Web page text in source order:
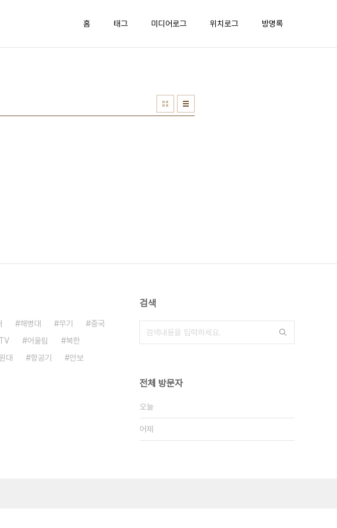
홈 태그 미디어로그 위치로그 방명록
해병대 무기
중국
어울림
북한
대 항공기
안보
검색
전체 방문자
오늘
어제